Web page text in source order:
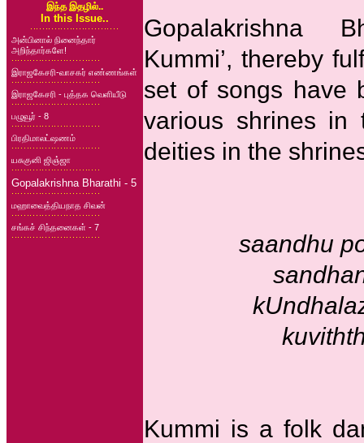
இந்த இதழில்..
In this Issue..
அன்பினால் நினைந்தார்
அறிந்தார்களே!
இராஜகேசரி-வாசகர் எண்ணங்கள்
இராஜகேசரி - புத்தக வெளியீடு
பழுவூர் - 8
பிரதிமாலட்ஷணம்
யசுகுனி ஜிஞ்ஜா
Gopalakrishna Bharathi - 5
மஹாவைத்தியநாத சிவன்
சங்கச் சிந்தனைகள் - 7
Gopalakrishna
Kummi’, thereby
set of songs have
various shrines in
deities in the
saandhu
Kummi is a folk